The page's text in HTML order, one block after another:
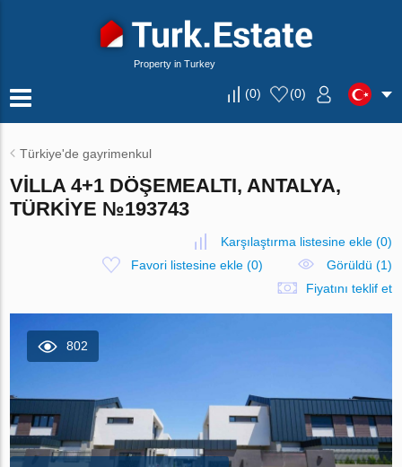
Property in Turkey
(0) (0)
Türkiye'de gayrimenkul
VILLA 4+1 DÖŞEMEALTI, ANTALYA,
TÜRKIYE №193743
Karşılaştırma listesine ekle(0)
Favori listesine ekle(0)
Görüldü (1)
Fiyatını teklif et
802